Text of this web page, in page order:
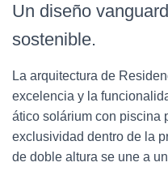
Un diseño
sostenible.
La arquitectura de
excelencia y la
ático solárium con piscina
exclusividad dentro de la
de doble altura se une a